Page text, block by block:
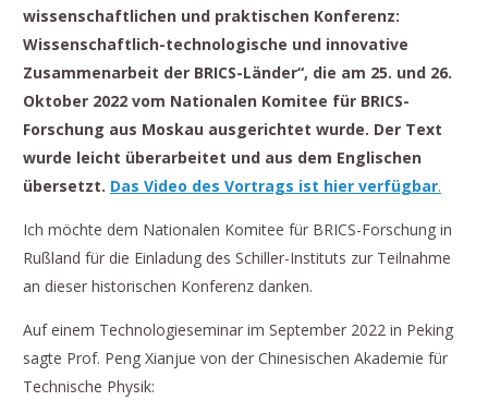
wissenschaftlichen und praktischen Konferenz:
Wissenschaftlich-technologische und innovative
Zusammenarbeit der BRICS-Länder“, die am 25. und 26.
Oktober 2022 vom Nationalen Komitee für BRICS-
Forschung aus Moskau ausgerichtet wurde. Der Text
wurde leicht überarbeitet und aus dem Englischen
übersetzt. Das Video des Vortrags ist hier verfügbar.
Ich möchte dem Nationalen Komitee für BRICS-Forschung in
Rußland für die Einladung des Schiller-Instituts zur Teilnahme
an dieser historischen Konferenz danken.
Auf einem Technologieseminar im September 2022 in Peking
sagte Prof. Peng Xianjue von der Chinesischen Akademie für
Technische Physik: